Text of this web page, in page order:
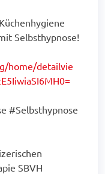
Selbsthypnose!
home/detailvie
#Selbsthypnose
SBVH